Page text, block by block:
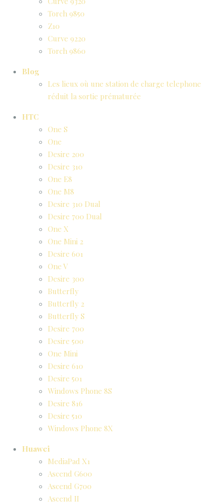
Torch 9850
Z10
Curve 9220
Torch 9860
Blog
Les lieux où une station de charge telephone
réduit la sortie prématurée
HTC
One S
One
Desire 200
Desire 310
One E8
One M8
Desire 310 Dual
Desire 700 Dual
One X
One Mini 2
Desire 601
One V
Desire 300
Butterfly
Butterfly 2
Butterfly S
Desire 700
Desire 500
One Mini
Desire 610
Desire 501
Windows Phone 8S
Desire 816
Desire 510
Windows Phone 8X
Huawei
MediaPad X1
Ascend G600
Ascend G700
Ascend II